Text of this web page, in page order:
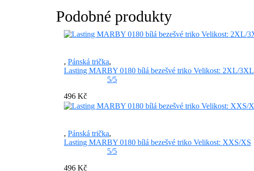
Podobné produkty
, Pánská trička,
Lasting MARBY 0180 bílá bezešvé triko Velikost: 2XL/3XL
5/5
496 Kč
, Pánská trička,
Lasting MARBY 0180 bílá bezešvé triko Velikost: XXS/XS
5/5
496 Kč